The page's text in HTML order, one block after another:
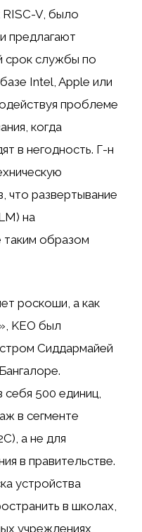
RISC-V, было
предлагают
срок службы по
Intel, Apple или
проблеме
когда
в негодность. Г-н
что развертывание
на
образом
роскоши, а как
KEO был
Сиддармайей
500 единиц,
в сегменте
а не для
в правительстве.
устройства
в школах,
учреждениях,